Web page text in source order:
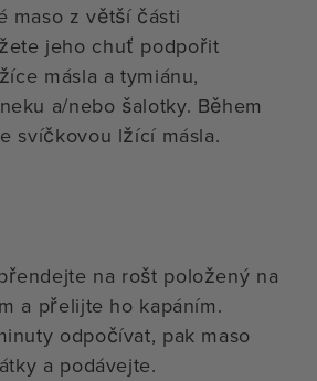
maso z větší části
jeho chuť podpořit
másla a tymiánu,
a/nebo šalotky. Během
svíčkovou lžící másla.
na rošt položený na
a přelijte ho kapáním.
odpočívat, pak maso
a podávejte.